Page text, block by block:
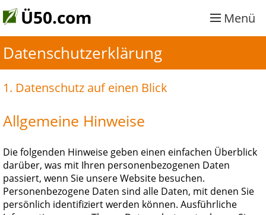
Ü50.com Menü
Datenschutzerklärung
1. Datenschutz auf einen Blick
Allgemeine Hinweise
Die folgenden Hinweise geben einen einfachen Überblick
darüber, was mit Ihren personenbezogenen Daten
passiert, wenn Sie unsere Website besuchen.
Personenbezogene Daten sind alle Daten, mit denen Sie
persönlich identifiziert werden können. Ausführliche